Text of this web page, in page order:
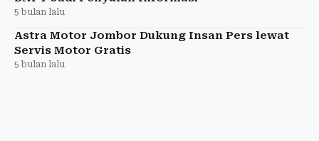
5 bulan lalu
Astra Motor Jombor Dukung Insan Pers lewat
Servis Motor Gratis
5 bulan lalu